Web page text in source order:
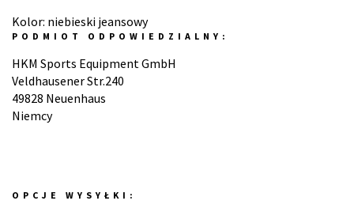
Kolor: niebieski jeansowy
PODMIOT ODPOWIEDZIALNY:
HKM Sports Equipment GmbH
Veldhausener Str.240
49828 Neuenhaus
Niemcy
OPCJE WYSYŁKI: